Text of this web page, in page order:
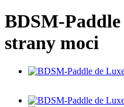
BDSM-
strany moci